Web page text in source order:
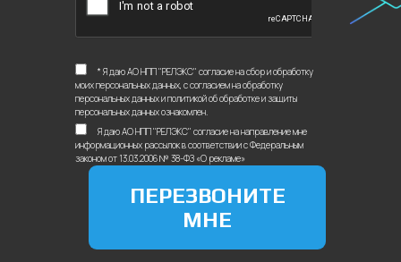
* Я даю АО НПП "РЕЛЭКС" согласие на сбор и обработку
моих персональных данных, ссогласием на обработку
персональных данныхиполитикой об обработке и защиты
персональных данныхознакомлен.
Я даю АО НПП "РЕЛЭКС" согласие на направление мне
информационных рассылок в соответствии с Федеральным
законом от 13.03.2006 № 38-ФЗ «О рекламе»
ПЕРЕЗВОНИТЕ
МНЕ